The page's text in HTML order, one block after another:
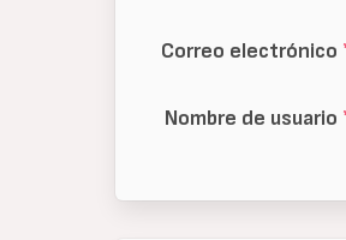
Correo electrónico
Nombre de usuario